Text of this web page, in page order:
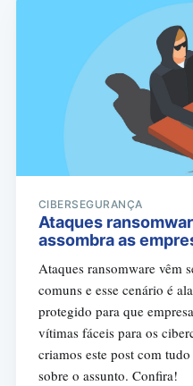
CIBERSEGURANÇA
Ataques
assombra as
Ataques ransomware vêm
comuns e esse cenário é
protegido para que
vítimas fáceis para os
criamos este post com
sobre o assunto. Confira!